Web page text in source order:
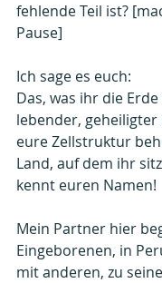
fehlende Teil ist?
Pause]
Ich sage es euch:
Das, was ihr die
lebender,
eure Zellstruktur
Land, auf dem ihr
kennt euren Namen!
Mein Partner hier
Eingeborenen, in
mit anderen, zu